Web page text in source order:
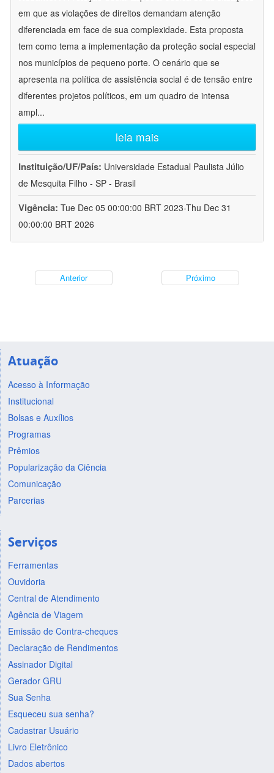
em que as violações de direitos demandam atenção
diferenciada em face de sua complexidade. Esta proposta
tem como tema a implementação da proteção social especial
nos municípios de pequeno porte. O cenário que se
apresenta na política de assistência social é de tensão entre
diferentes projetos políticos, em um quadro de intensa
ampl...
leia mais
Instituição/UF/País: Universidade Estadual Paulista Júlio
de Mesquita Filho - SP - Brasil
Vigência: Tue Dec 05 00:00:00 BRT 2023-Thu Dec 31
00:00:00 BRT 2026
Anterior Próximo
Atuação
Acesso à Informação
Institucional
Bolsas e Auxílios
Programas
Prêmios
Popularização da Ciência
Comunicação
Parcerias
Serviços
Ferramentas
Ouvidoria
Central de Atendimento
Agência de Viagem
Emissão de Contra-cheques
Declaração de Rendimentos
Assinador Digital
Gerador GRU
Sua Senha
Esqueceu sua senha?
Cadastrar Usuário
Livro Eletrônico
Dados abertos